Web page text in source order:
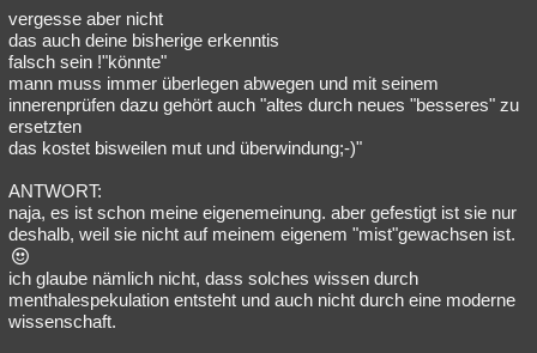
vergesse aber nicht
das auch deine bisherige erkenntis
falsch sein !"könnte"
mann muss immer überlegen abwegen und mit seinem
innerenprüfen dazu gehört auch "altes durch neues "besseres" zu
ersetzten
das kostet bisweilen mut und überwindung;-)"
ANTWORT:
naja, es ist schon meine eigenemeinung. aber gefestigt ist sie nur
deshalb, weil sie nicht auf meinem eigenem "mist"gewachsen ist.
ich glaube nämlich nicht, dass solches wissen durch
menthalespekulation entsteht und auch nicht durch eine moderne
wissenschaft.